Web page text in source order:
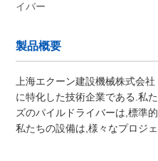
イバー
製品概要
上海エクーン建設機械株式会
に特化した技術企業である.私
ズのパイルドライバーは,標準
私たちの設備は,様々なプロジ